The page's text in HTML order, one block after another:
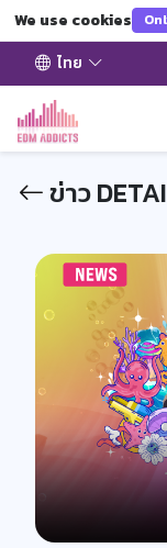
We use cookies
ไทย
ข่าว